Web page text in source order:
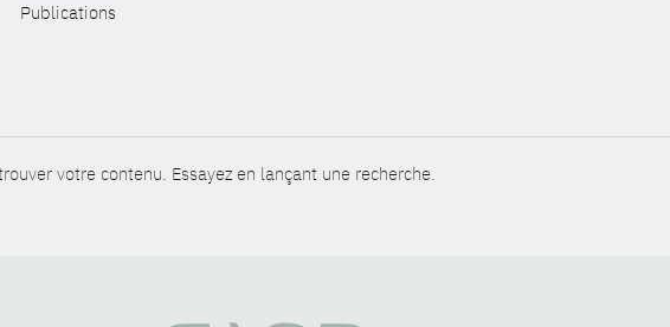
Publications
votre contenu. Essayez en lançant une recherche.